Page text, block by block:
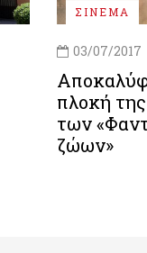
ΣΙΝΕΜΑ
03/07/2017
πλοκή
των
ζώων»